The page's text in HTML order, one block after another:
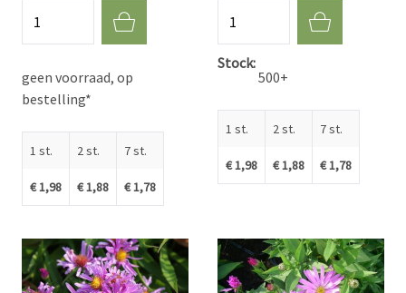
geen voorraad, op
bestelling*
1 st.
€ 1,98
2 st.
€ 1,88
7 st.
€ 1,78
Stock
500+
1 st.
€ 1,98
2 st.
€ 1,88
7 st.
€ 1,78